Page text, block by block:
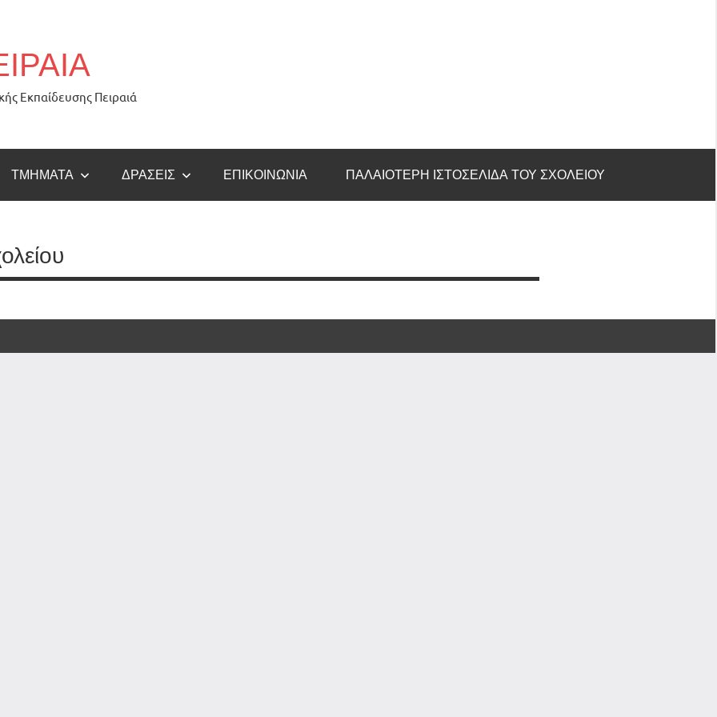
Εκπαίδευσης Πειραιά
ΤΜΉΜΑΤΑ ΔΡΆΣΕΙΣ ΕΠΙΚΟΙΝΩΝΊΑ ΠΑΛΑΙΟΤΕΡΗ ΙΣΤΟΣΕΛΙΔΑ ΤΟΥ ΣΧΟΛΕΙΟΥ